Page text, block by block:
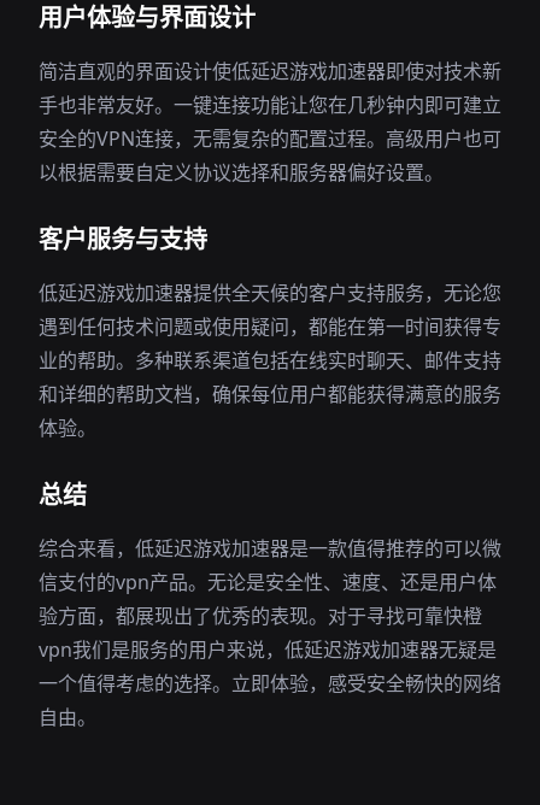
用户体验与界面设计
简洁直观的界面设计使低延迟游戏加速器即使对技术新
手也非常友好。一键连接功能让您在几秒钟内即可建立
安全的VPN连接，无需复杂的配置过程。高级用户也可
以根据需要自定义协议选择和服务器偏好设置。
客户服务与支持
低延迟游戏加速器提供全天候的客户支持服务，无论您
遇到任何技术问题或使用疑问，都能在第一时间获得专
业的帮助。多种联系渠道包括在线实时聊天、邮件支持
和详细的帮助文档，确保每位用户都能获得满意的服务
体验。
总结
综合来看，低延迟游戏加速器是一款值得推荐的可以微
信支付的vpn产品。无论是安全性、速度、还是用户体
验方面，都展现出了优秀的表现。对于寻找可靠快橙
vpn我们是服务的用户来说，低延迟游戏加速器无疑是
一个值得考虑的选择。立即体验，感受安全畅快的网络
自由。